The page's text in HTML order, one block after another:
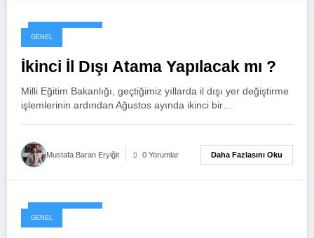
10 Haziran 2026
GENEL
İkinci İl Dışı Atama Yapılacak mı ?
Milli Eğitim Bakanlığı, geçtiğimiz yıllarda il dışı yer değiştirme
işlemlerinin ardından Ağustos ayında ikinci bir…
Mustafa Baran Eryiğit 0 Yorumlar Daha Fazlasını Oku
10 Haziran 2026
GENEL